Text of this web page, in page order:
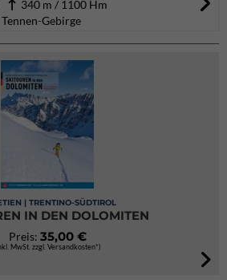
340 m / 1100 Hm
Tennen-Gebirge
| TRENTINO-SÜDTIROL
IN DEN DOLOMITEN
Preis: 35,00 €
MwSt. zzgl. Versandkosten*)